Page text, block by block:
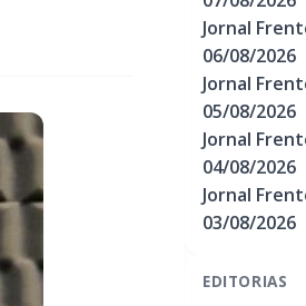
Jornal
06/08/2026
Jornal
05/08/2026
Jornal
04/08/2026
Jornal
03/08/2026
EDITORIAS